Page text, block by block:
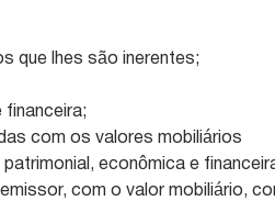
que lhes são inerentes;
financeira;
com os valores mobiliários
econômica e
com o valor mobiliário,